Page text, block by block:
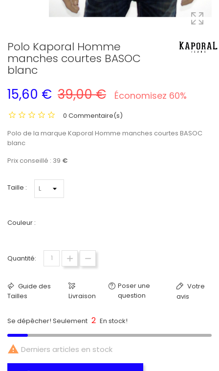
Polo Kaporal Homme
manches courtes BASOC
blanc
15,60 € 39,00 € Économisez 60%
0 Commentaire(s)
Polo de la marque Kaporal Homme manches courtes BASOC
blanc
Prix conseillé : 39 €
Taille :
Couleur :
Quantité:
Guide des
Tailles
Livraison
Poser une
question
Votre
avis
Se dépêcher! Seulement 2 En stock!
 Derniers articles en stock